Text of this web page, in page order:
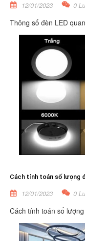
12/01/2023 0
Thông số đèn LED
Cách tính toán số lượng
12/01/2023 0
Cách tính toán số